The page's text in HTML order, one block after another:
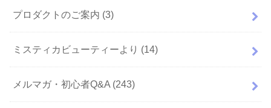
プロダクトのご案内 (3)
ミスティカビューティーより (14)
メルマガ・初心者Q&A (243)